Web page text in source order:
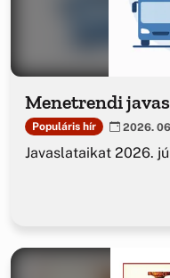
Menetrendi
Populáris hír 2026.
Javaslataikat 2026.